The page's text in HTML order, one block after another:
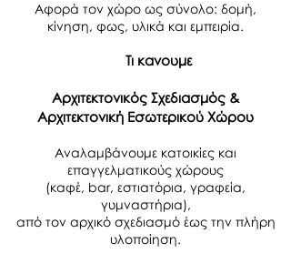
Αφορά τον χώρο ως σύνολο: δομή,
κίνηση, φως, υλικά και εμπειρία.
Τι κανουμε
Αρχιτεκτονικός Σχεδιασμός &
Αρχιτεκτονική Εσωτερικού Χώρου
Αναλαμβάνουμε κατοικίες και
επαγγελματικούς χώρους
(καφέ, bar, εστιατόρια, γραφεία,
γυμναστήρια),
από τον αρχικό σχεδιασμό έως την πλήρη
υλοποίηση.